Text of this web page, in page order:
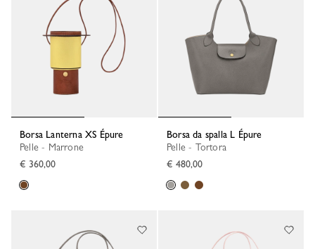
Borsa Lanterna XS Épure
Pelle - Marrone
€ 360,00
Borsa da spalla L Épure
Pelle - Tortora
€ 480,00